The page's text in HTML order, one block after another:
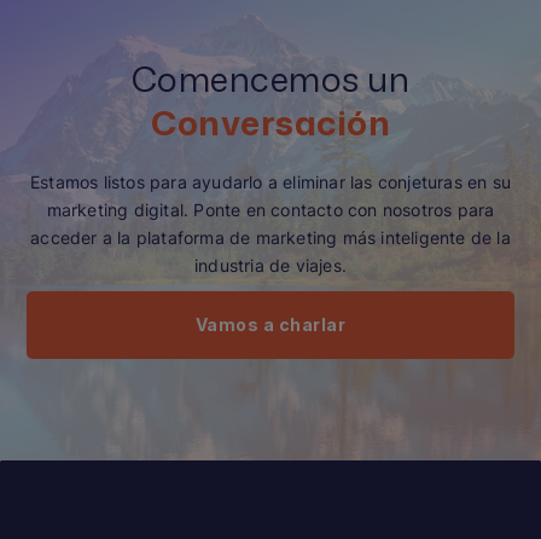
Comencemos un
Conversación
Estamos listos para ayudarlo a eliminar las conjeturas en su
marketing digital. Ponte en contacto con nosotros para
acceder a la plataforma de marketing más inteligente de la
industria de viajes.
Vamos a charlar